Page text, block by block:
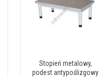
Stopień metalowy,
podest antypoślizgowy